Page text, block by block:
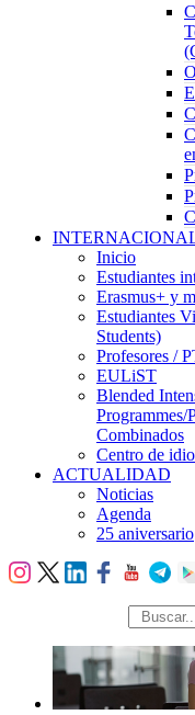
Inicio
Estudiantes
Erasmus+ y
Estudiantes
Students)
Profesores /
EULiST
Blended
Programmes/
Combinados
Centro de
ACTUALIDAD
Noticias
Agenda
25 aniversario
búsqueda